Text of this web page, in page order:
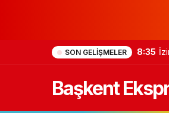
SON GELIŞMELER 8:35
Başkent